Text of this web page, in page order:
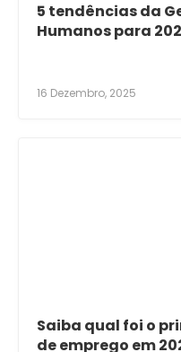
5 tendências da
Humanos para
16 Dezembro, 2025
Saiba qual foi o
de emprego em